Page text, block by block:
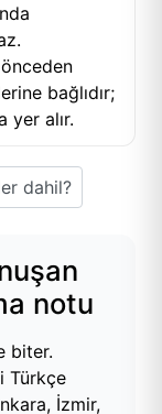
bağlıdır;
yer alır.
dahil?
notu
biter.
Türkçe
İzmir,